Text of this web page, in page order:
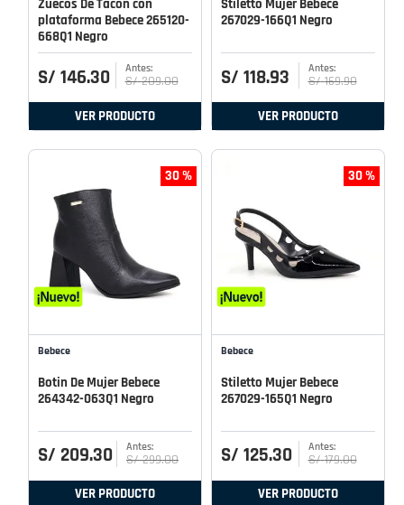
Zuecos De Tacon con
plataforma Bebece 265120-
668Q1 Negro
S/ 146.30 S/ 209.00
VER PRODUCTO
Stiletto Mujer Bebece
267029-166Q1 Negro
S/ 118.93 S/ 169.90
VER PRODUCTO
30 %
Bebece
Botin De Mujer Bebece
264342-063Q1 Negro
S/ 209.30 S/ 299.00
VER PRODUCTO
30 %
Bebece
Stiletto Mujer Bebece
267029-165Q1 Negro
S/ 125.30 S/ 179.00
VER PRODUCTO